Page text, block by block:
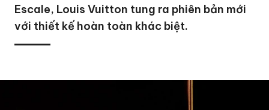
Escale, Louis Vuitton tung ra phiên bản mới
với thiết kế hoàn toàn khác biệt.